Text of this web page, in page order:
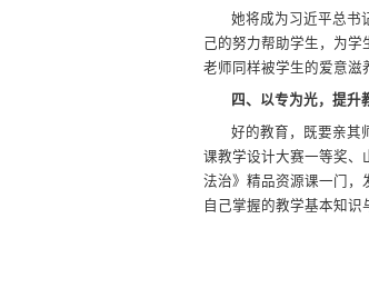
她将成为习近平总书
己的努力帮助学生，为
老师同样被学生的爱意滋
四、以专为光，提升
好的教育，既要亲其
课教学设计大赛一等奖、
法治》精品资源课一门，
自己掌握的教学基本知识